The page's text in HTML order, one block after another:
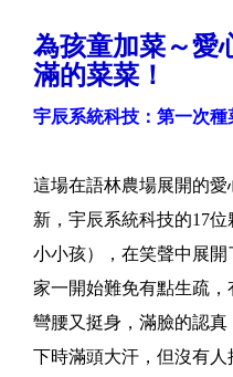
為孩童加菜～愛
滿的菜菜！
宇辰系統科技：第一次種
這場在語林農場展開的
新，宇辰系統科技的17
小小孩），在笑聲中展
家一開始難免有點生疏，
彎腰又挺身，滿臉的認
下時滿頭大汗，但沒有人